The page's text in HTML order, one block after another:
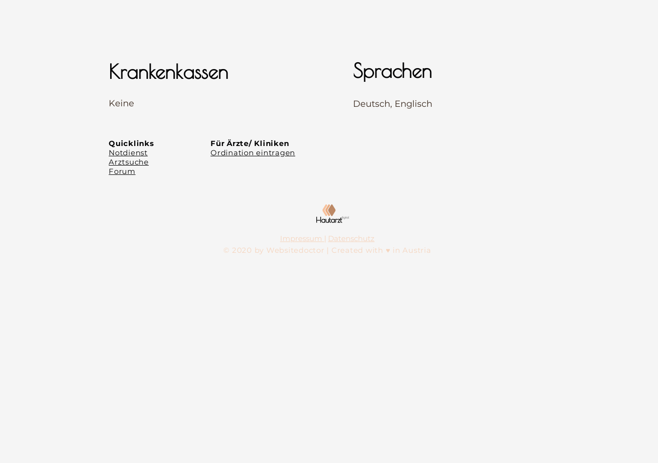
Krankenkassen
Keine
Sprachen
Deutsch, Englisch
Quicklinks
Notdienst
Arztsuche
Forum
Für Ärzte/ Kliniken
Ordination eintragen
Impressum | Datenschutz
© 2020 by Websitedoctor | Created with ♥ in Austria